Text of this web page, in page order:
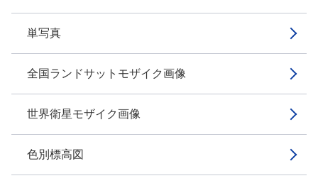
単写真
全国ランドサットモザイク画像
世界衛星モザイク画像
色別標高図